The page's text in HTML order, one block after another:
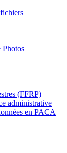
Photos
(FFRP)
administrative
en PACA